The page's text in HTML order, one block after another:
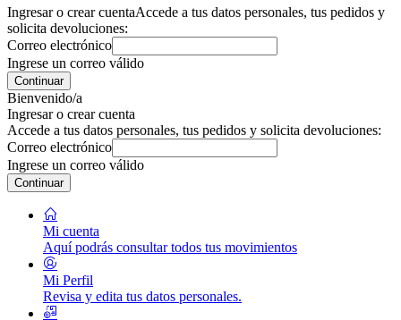
Ingresar o crear cuentaAccede a tus datos personales, tus pedidos y
solicita devoluciones:
Correo electrónico
Ingrese un correo válido
Continuar
Bienvenido/a
Ingresar o crear cuenta
Accede a tus datos personales, tus pedidos y solicita devoluciones:
Correo electrónico
Ingrese un correo válido
Continuar
Mi cuenta
Aquí podrás consultar todos tus movimientos
Mi Perfil
Revisa y edita tus datos personales.